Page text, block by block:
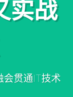
实战
会贯通IT技术